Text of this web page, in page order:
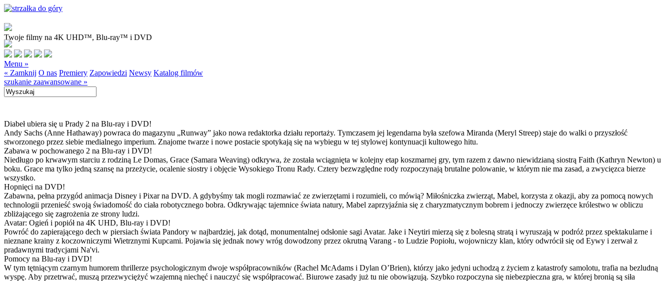
Twoje filmy na 4K UHD™, Blu-ray™ i DVD
Menu »
« Zamknij O nas Premiery Zapowiedzi Newsy Katalog filmów
szukanie zaawansowane »
Diabeł ubiera się u Prady 2 na Blu-ray i DVD!
Andy Sachs (Anne Hathaway) powraca do magazynu „Runway” jako nowa redaktorka działu reportaży. Tymczasem jej legendarna była szefowa Miranda (Meryl Streep) staje do walki o przyszłość
stworzonego przez siebie medialnego imperium. Znajome twarze i nowe postacie spotykają się na wybiegu w tej stylowej kontynuacji kultowego hitu.
Zabawa w pochowanego 2 na Blu-ray i DVD!
Niedługo po krwawym starciu z rodziną Le Domas, Grace (Samara Weaving) odkrywa, że została wciągnięta w kolejny etap koszmarnej gry, tym razem z dawno niewidzianą siostrą Faith (Kathryn Newton) u
boku. Grace ma tylko jedną szansę na przeżycie, ocalenie siostry i objęcie Wysokiego Tronu Rady. Cztery bezwzględne rody rozpoczynają brutalne polowanie, w którym nie ma zasad, a zwycięzca bierze
wszystko.
Hopnięci na DVD!
Zabawna, pełna przygód animacja Disney i Pixar na DVD. A gdybyśmy tak mogli rozmawiać ze zwierzętami i rozumieli, co mówią? Miłośniczka zwierząt, Mabel, korzysta z okazji, aby za pomocą nowych
technologii przenieść swoją świadomość do ciała robotycznego bobra. Odkrywając tajemnice świata natury, Mabel zaprzyjaźnia się z charyzmatycznym bobrem i jednoczy zwierzęce królestwo w obliczu
zbliżającego się zagrożenia ze strony ludzi.
Avatar: Ogień i popiół na 4K UHD, Blu-ray i DVD!
Powróć do zapierającego dech w piersiach świata Pandory w najbardziej, jak dotąd, monumentalnej odsłonie sagi Avatar. Jake i Neytiri mierzą się z bolesną stratą i wyruszają w podróż przez spektakularne i
nieznane krainy z koczowniczymi Wietrznymi Kupcami. Pojawia się jednak nowy wróg dowodzony przez okrutną Varang - to Ludzie Popiołu, wojowniczy klan, który odwrócił się od Eywy i zerwał z
pradawnymi tradycjami Na'vi.
Pomocy na Blu-ray i DVD!
W tym tętniącym czarnym humorem thrillerze psychologicznym dwoje współpracowników (Rachel McAdams i Dylan O’Brien), którzy jako jedyni uchodzą z życiem z katastrofy samolotu, trafia na bezludną
wyspę. Aby przetrwać, muszą przezwyciężyć wzajemną niechęć i nauczyć się współpracować. Biurowe zasady już tu nie obowiązują. Szybko rozpoczyna się niebezpieczna gra, w której bronią są siła